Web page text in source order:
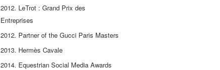
2012. LeTrot : Grand Prix des
Entreprises
2012. Partner of the Gucci Paris Masters
2013. Hermès Cavale
2014. Equestrian Social Media Awards